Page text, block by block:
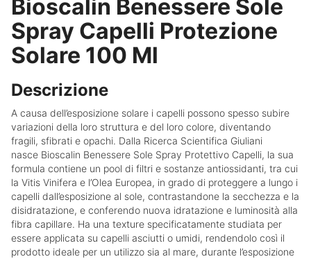
Bioscalin Benessere Sole
Spray Capelli Protezione
Solare 100 Ml
Descrizione
A causa dell’esposizione solare i capelli possono spesso subire
variazioni della loro struttura e del loro colore, diventando
fragili, sfibrati e opachi. Dalla Ricerca Scientifica Giuliani
nasce Bioscalin Benessere Sole Spray Protettivo Capelli, la sua
formula contiene un pool di filtri e sostanze antiossidanti, tra cui
la Vitis Vinifera e l’Olea Europea, in grado di proteggere a lungo i
capelli dall’esposizione al sole, contrastandone la secchezza e la
disidratazione, e conferendo nuova idratazione e luminosità alla
fibra capillare. Ha una texture specificatamente studiata per
essere applicata su capelli asciutti o umidi, rendendolo così il
prodotto ideale per un utilizzo sia al mare, durante l’esposizione